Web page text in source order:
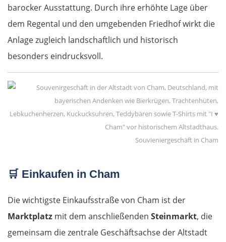
barocker Ausstattung. Durch ihre erhöhte Lage über
dem Regental und den umgebenden Friedhof wirkt die
Anlage zugleich landschaftlich und historisch
besonders eindrucksvoll.
Souvieniergeschäft in Cham
🛒 Einkaufen in Cham
Die wichtigste Einkaufsstraße von Cham ist der
Marktplatz mit dem anschließenden Steinmarkt, die
gemeinsam die zentrale Geschäftsachse der Altstadt